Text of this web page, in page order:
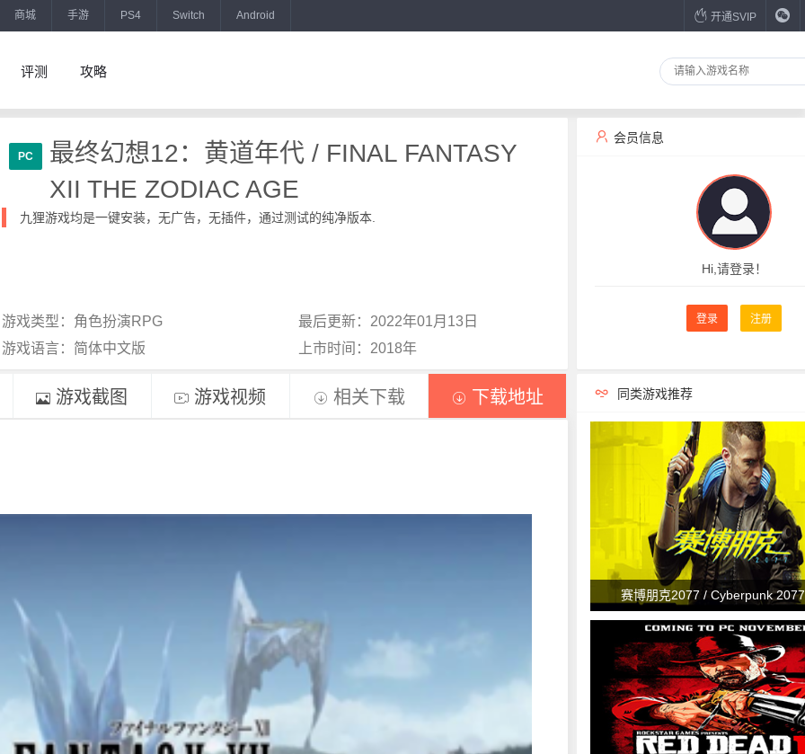
商城 手游 PS4 Switch Android 开通SVIP
评测 攻略
PC
最终幻想12：黄道年代 / FINAL FANTASY
XII THE ZODIAC AGE
九狸游戏均是一键安装，无广告，无插件，通过测试的纯净版本.
游戏类型：角色扮演RPG
最后更新：2022年01月13日
游戏语言：简体中文版
上市时间：2018年
会员信息
Hi,请登录！
登录 注册
游戏截图 游戏视频 相关下载 下载地址 同类游戏推荐
赛博朋克2077 / Cyberpunk